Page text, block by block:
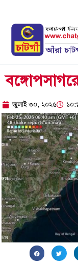
content
জুলাই ৩০, ২০২৫